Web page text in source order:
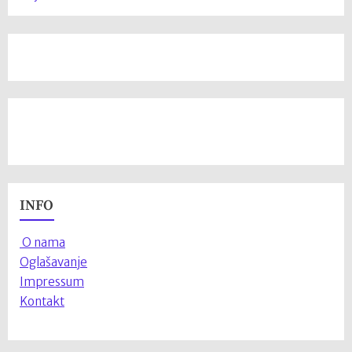
INFO
O nama
Oglašavanje
Impressum
Kontakt